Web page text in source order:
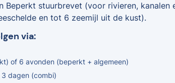
Beperkt stuurbrevet (voor rivieren, kanalen
en tot 6 zeemijl uit de kust).
via:
of 6 avonden (beperkt + algemeen)
dagen (combi)